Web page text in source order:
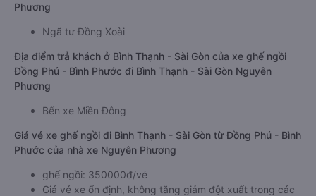
Phương
Ngã tư Đồng Xoài
Địa điểm trả khách ở Bình Thạnh - Sài Gòn của xe ghế ngồi
Đồng Phú - Bình Phước đi Bình Thạnh - Sài Gòn Nguyên
Phương
Bến xe Miền Đông
Giá vé xe ghế ngồi đi Bình Thạnh - Sài Gòn từ Đồng Phú - Bình
Phước của nhà xe Nguyên Phương
ghế ngồi: 350000đ/vé
Giá vé xe ổn định, không tăng giảm đột xuất trong các